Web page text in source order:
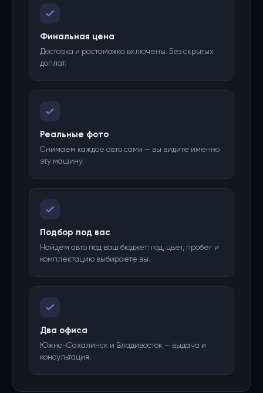
Финальная цена
Доставка и растаможка включены. Без скрытых
доплат.
Реальные фото
Снимаем каждое авто сами — вы видите именно
эту машину.
Подбор под вас
Найдём авто под ваш бюджет: год, цвет, пробег и
комплектацию выбираете вы.
Два офиса
Южно-Сахалинск и Владивосток — выдача и
консультация.